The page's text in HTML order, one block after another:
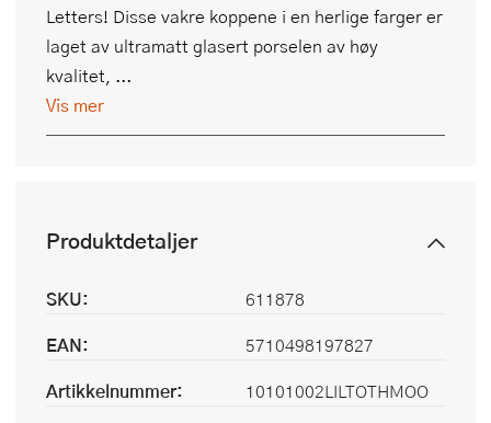
Letters! Disse vakre koppene i en herlige farger er
laget av ultramatt glasert porselen av høy
kvalitet, ...
Vis mer
Produktdetaljer
SKU:
611878
EAN:
5710498197827
Artikkelnummer:
10101002LILTOTHMOO